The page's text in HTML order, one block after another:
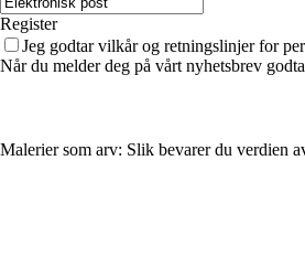
Register
Jeg godtar vilkår og retningslinjer for
Når du melder deg på vårt nyhetsbrev
Malerier som arv: Slik bevarer du verdien